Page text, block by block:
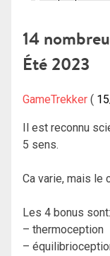
l’article
14
Été 2023
GameTrekker
Il est reconnu
5 sens.
Ca varie, mais le
Les 4 bonus sont:
– thermoception
–